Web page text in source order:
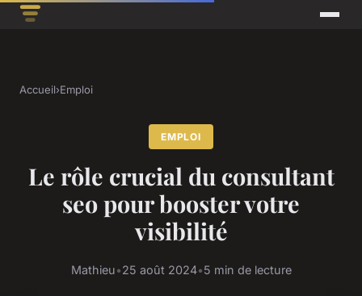
Accueil›Emploi
EMPLOI
Le rôle crucial du consultant
seo pour booster votre
visibilité
Mathieu•25 août 2024•5 min de lecture